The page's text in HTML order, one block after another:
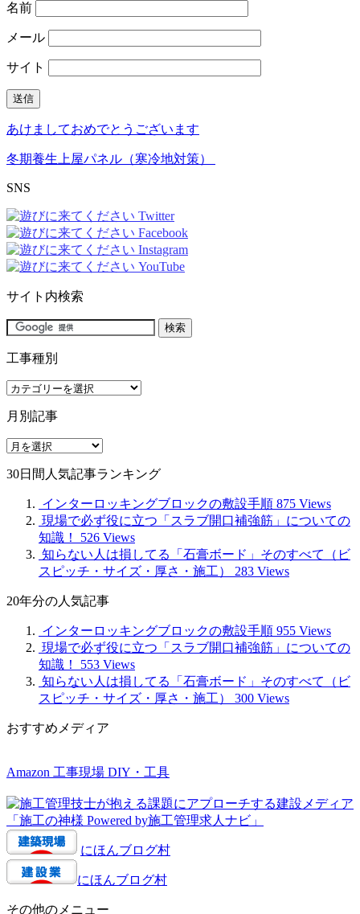
名前
メール
サイト
あけましておめでとうございます
冬期養生上屋パネル（寒冷地対策）
SNS
サイト内検索
工事種別
工
種
別
月別記事
月
記
30日間人気記事ランキング
インターロッキングブロックの敷設手順 875 Views
現場で必ず役に立つ「スラブ開口補強筋」についての
知識！
526 Views
知らない人は損してる「石膏ボード」そのすべて（ビ
スピッチ・サイズ・厚さ・施工）
283 Views
20年分の人気記事
インターロッキングブロックの敷設手順 955 Views
現場で必ず役に立つ「スラブ開口補強筋」についての
知識！
553 Views
知らない人は損してる「石膏ボード」そのすべて（ビ
スピッチ・サイズ・厚さ・施工）
300 Views
おすすめメディア
Amazon 工事現場 DIY・工具
にほんブログ村
にほんブログ村
その他のメニュー